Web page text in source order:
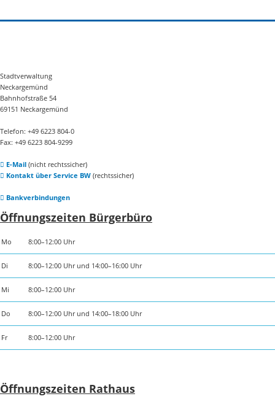
Stadtverwaltung
Neckargemünd
Bahnhofstraße 54
69151 Neckargemünd
Telefon: +49 6223 804-0
Fax: +49 6223 804-9299
E-Mail(nicht rechtssicher)
Kontakt über Service BW(rechtssicher)
Bankverbindungen
Öffnungszeiten Bürgerbüro
Mo 8:00–12:00 Uhr
Di 8:00–12:00 Uhr und 14:00–16:00 Uhr
Mi 8:00–12:00 Uhr
Do 8:00–12:00 Uhr und 14:00–18:00 Uhr
Fr 8:00–12:00 Uhr
Öffnungszeiten Rathaus